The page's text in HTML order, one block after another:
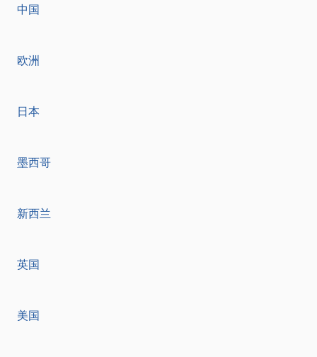
中国
欧洲
日本
墨西哥
新西兰
英国
美国